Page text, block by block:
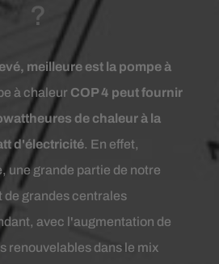
?
meilleure est la pompe à
à chaleur COP 4 peut fournir
de chaleur à la
d'électricité. En effet,
une grande partie de notre
grandes centrales
avec l'augmentation de
renouvelables dans le mix